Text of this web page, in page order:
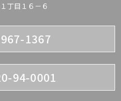
丁目１６－６
1367
94-0001